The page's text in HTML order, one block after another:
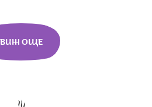
ВИЖ ОЩЕ